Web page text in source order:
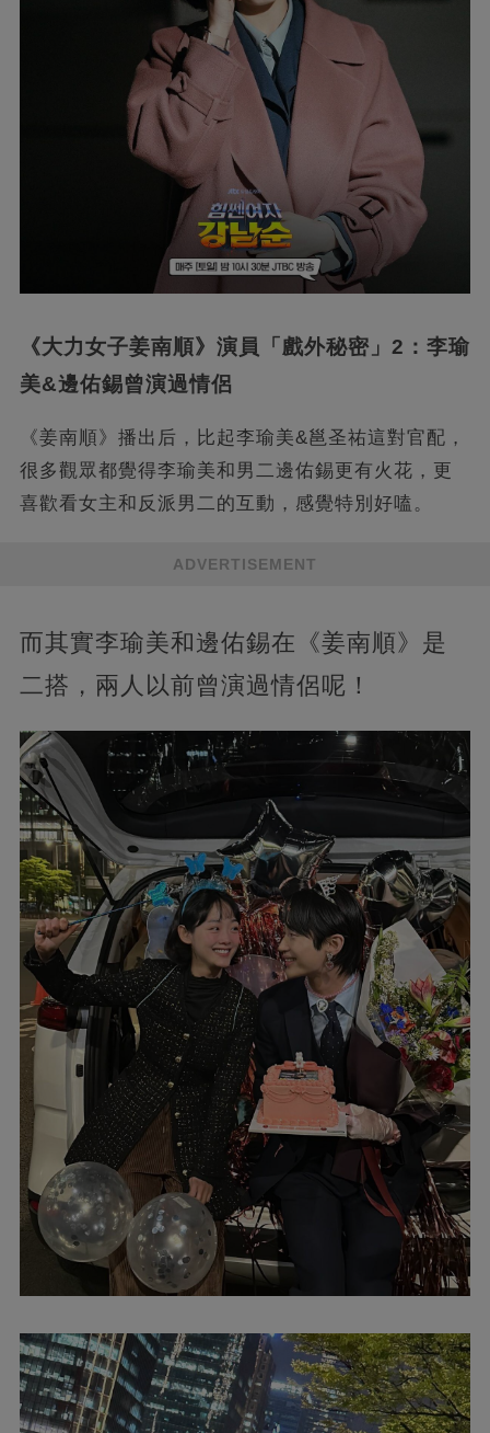
《大力女子姜南順》演員「戲外秘密」2：李瑜
美&邊佑錫曾演過情侶
《姜南順》播出后，比起李瑜美&邕圣祐這對官配，
很多觀眾都覺得李瑜美和男二邊佑錫更有火花，更
喜歡看女主和反派男二的互動，感覺特別好嗑。
ADVERTISEMENT
而其實李瑜美和邊佑錫在《姜南順》是
二搭，兩人以前曾演過情侶呢！